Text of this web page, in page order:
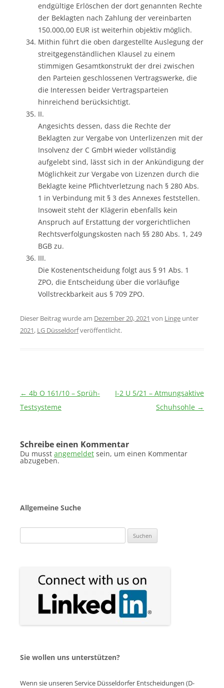
endgültige Erlöschen der dort genannten Rechte
der Beklagten nach Zahlung der vereinbarten
150.000,00 EUR ist weiterhin objektiv möglich.
Mithin führt die oben dargestellte Auslegung der
streitgegenständlichen Klausel zu einem
stimmigen Gesamtkonstrukt der drei zwischen
den Parteien geschlossenen Vertragswerke, die
die Interessen beider Vertragsparteien
hinreichend berücksichtigt.
II.
Angesichts dessen, dass die Rechte der
Beklagten zur Vergabe von Unterlizenzen mit der
Insolvenz der C GmbH wieder vollständig
aufgelebt sind, lässt sich in der Ankündigung der
Möglichkeit zur Vergabe von Lizenzen durch die
Beklagte keine Pflichtverletzung nach § 280 Abs.
1 in Verbindung mit § 3 des Annexes feststellen.
Insoweit steht der Klägerin ebenfalls kein
Anspruch auf Erstattung der vorgerichtlichen
Rechtsverfolgungskosten nach §§ 280 Abs. 1, 249
BGB zu.
III.
Die Kostenentscheidung folgt aus § 91 Abs. 1
ZPO, die Entscheidung über die vorläufige
Vollstreckbarkeit aus § 709 ZPO.
Dieser Beitrag wurde am Dezember 20, 2021 von Linge unter
2021, LG Düsseldorfveröffentlicht.
Beitragsnavigation
← 4b O 161/10 – Sprüh-
Testsysteme
I-2 U 5/21 – Atmungsaktive
Schuhsohle →
Schreibe einen Kommentar
Du musst angemeldet sein, um einen Kommentar
abzugeben.
Allgemeine Suche
nach:
Sie wollen uns unterstützen?
Wenn sie unseren Service Düsseldorfer Entscheidungen (D-